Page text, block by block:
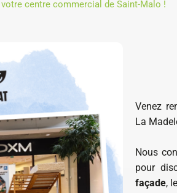
centre commercial de Saint-Malo !
Venez
La
Nous
pour
façade,